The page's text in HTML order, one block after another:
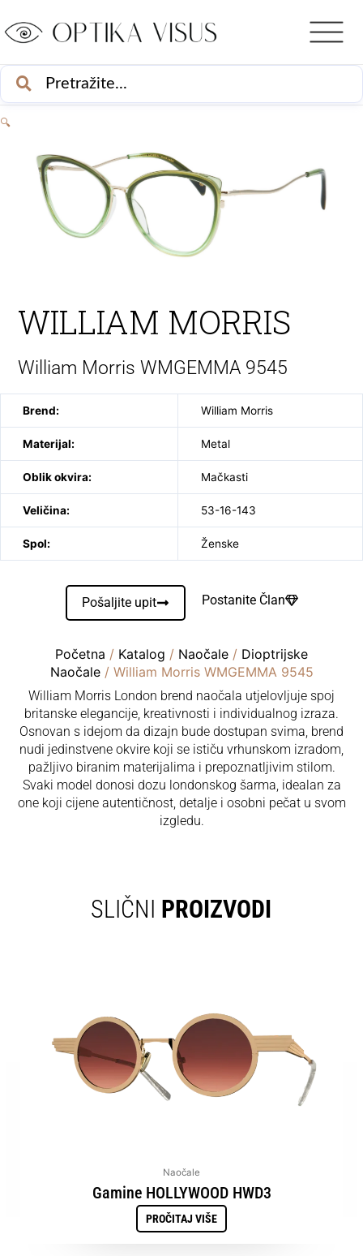
to
content
PRETRAŽI
🔍
WILLIAM MORRIS
William Morris WMGEMMA 9545
Brend: William Morris
Materijal: Metal
Oblik okvira: Mačkasti
Veličina: 53-16-143
Spol: Ženske
Pošaljite upit Postanite Član
Početna / Katalog / Naočale / Dioptrijske
Naočale/ William Morris WMGEMMA 9545
William Morris London brend naočala utjelovljuje spoj
britanske elegancije, kreativnosti i individualnog izraza.
Osnovan s idejom da dizajn bude dostupan svima, brend
nudi jedinstvene okvire koji se ističu vrhunskom izradom,
pažljivo biranim materijalima i prepoznatljivim stilom.
Svaki model donosi dozu londonskog šarma, idealan za
one koji cijene autentičnost, detalje i osobni pečat u svom
izgledu.
SLIČNI PROIZVODI
Naočale
Gamine HOLLYWOOD HWD3
PROČITAJ VIŠE